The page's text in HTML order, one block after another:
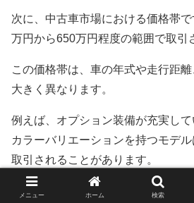
次に、中古車市場における価格帯
万円から650万円程度の範囲で取引
この価格帯は、車の年式や走行距
大きく異なります。
例えば、オプション装備が充実し
カラーバリエーションを持つモデル
取引されることがあります。
また、中古車を選ぶ際には、信頼
メニュー ホーム 検索